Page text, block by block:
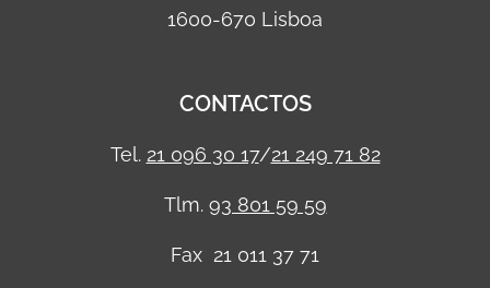
1600-670 Lisboa
CONTACTOS
Tel. 21 096 30 17/21 249 71 82
Tlm. 93 801 59 59
Fax 21 011 37 71